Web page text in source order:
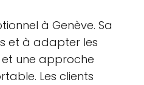
à Genève. Sa
et à adapter les
et une approche
Les clients